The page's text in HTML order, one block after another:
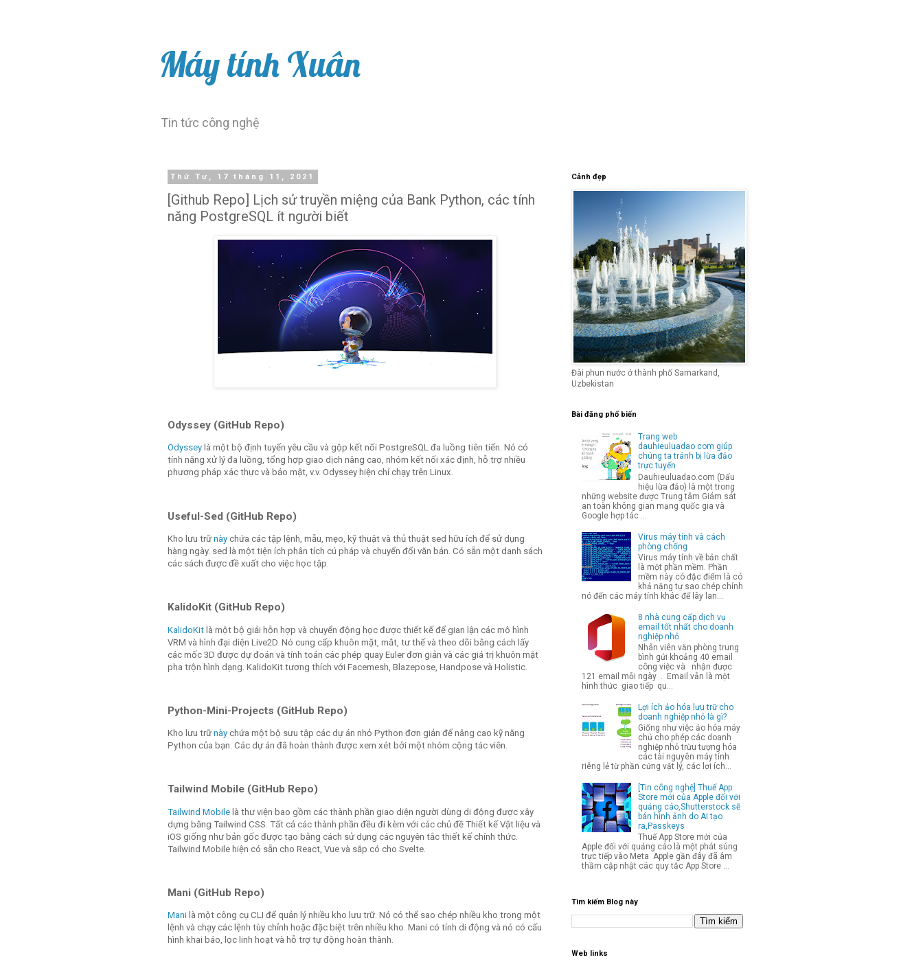
Máy tính Xuân
Tin tức công nghệ
Thứ Tư, 17 tháng 11, 2021
[Github Repo] Lịch sử truyền miệng của Bank Python, các tính
năng PostgreSQL ít người biết
Odyssey (GitHub Repo)
Odyssey là một bộ định tuyến yêu cầu và gộp kết nối PostgreSQL đa luồng tiên tiến. Nó có
tính năng xử lý đa luồng, tổng hợp giao dịch nâng cao, nhóm kết nối xác định, hỗ trợ nhiều
phương pháp xác thực và bảo mật, v.v. Odyssey hiện chỉ chạy trên Linux.
Useful-Sed (GitHub Repo)
Kho lưu trữnày chứa các tập lệnh, mẫu, mẹo, kỹ thuật và thủ thuật sed hữu ích để sử dụng
hàng ngày. sed là một tiện ích phân tích cú pháp và chuyển đổi văn bản. Có sẵn một danh sách
các sách được đề xuất cho việc học tập.
KalidoKit (GitHub Repo)
KalidoKit là một bộ giải hỗn hợp và chuyển động học được thiết kế để gian lận các mô hình
VRM và hình đại diện Live2D. Nó cung cấp khuôn mặt, mắt, tư thế và theo dõi bằng cách lấy
các mốc 3D được dự đoán và tính toán các phép quay Euler đơn giản và các giá trị khuôn mặt
pha trộn hình dạng. KalidoKit tương thích với Facemesh, Blazepose, Handpose và Holistic.
Python-Mini-Projects (GitHub Repo)
Kho lưu trữnày chứa một bộ sưu tập các dự án nhỏ Python đơn giản để nâng cao kỹ năng
Python của bạn. Các dự án đã hoàn thành được xem xét bởi một nhóm cộng tác viên.
Tailwind Mobile (GitHub Repo)
Tailwind Mobile là thư viện bao gồm các thành phần giao diện người dùng di động được xây
dựng bằng Tailwind CSS. Tất cả các thành phần đều đi kèm với các chủ đề Thiết kế Vật liệu và
iOS giống như bản gốc được tạo bằng cách sử dụng các nguyên tắc thiết kế chính thức.
Tailwind Mobile hiện có sẵn cho React, Vue và sắp có cho Svelte.
Mani (GitHub Repo)
Mani là một công cụ CLI để quản lý nhiều kho lưu trữ. Nó có thể sao chép nhiều kho trong một
lệnh và chạy các lệnh tùy chỉnh hoặc đặc biệt trên nhiều kho. Mani có tính di động và nó có cấu
hình khai báo, lọc linh hoạt và hỗ trợ tự động hoàn thành.
Cảnh đẹp
Đài phun nước ở thành phố Samarkand,
Uzbekistan
Bài đăng phổ biến
Trang web
dauhieuluadao.com giúp
chúng ta tránh bị lừa đảo
trực tuyến
Dauhieuluadao.com (Dấu
hiệu lừa đảo) là một trong
những website được Trung tâm Giám sát
an toàn không gian mạng quốc gia và
Google hợp tác ...
Virus máy tính và cách
phòng chống
Virus máy tính về bản chất
là một phần mềm. Phần
mềm này có đặc điểm là có
khả năng tự sao chép chính
nó đến các máy tính khác để lây lan...
8 nhà cung cấp dịch vụ
email tốt nhất cho doanh
nghiệp nhỏ
Nhân viên văn phòng trung
bình gửi khoảng 40 email
công việc và nhận được
121 email mỗi ngày . Email vẫn là một
hình thức giao tiếp qu...
Lợi ích ảo hóa lưu trữ cho
doanh nghiệp nhỏ là gì?
Giống như việc ảo hóa máy
chủ cho phép các doanh
nghiệp nhỏ trừu tượng hóa
các tài nguyên máy tính
riêng lẻ từ phần cứng vật lý, các lợi ích...
[Tin công nghệ] Thuế App
Store mới của Apple đối với
quảng cáo,Shutterstock sẽ
bán hình ảnh do AI tạo
ra,Passkeys
Thuế App Store mới của
Apple đối với quảng cáo là một phát súng
trực tiếp vào Meta Apple gần đây đã âm
thầm cập nhật các quy tắc App Store ...
Tìm kiếm Blog này
Web links